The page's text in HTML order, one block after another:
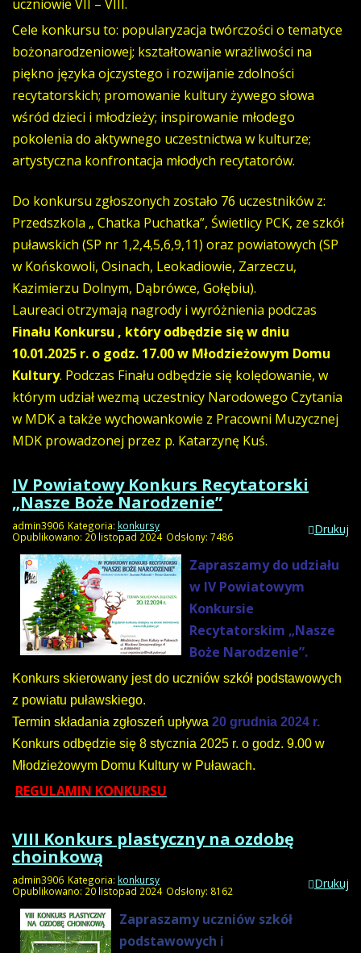
uczniowie VII – VIII.
Cele konkursu to: popularyzacja twórczości o tematyce
bożonarodzeniowej; kształtowanie wrażliwości na
piękno języka ojczystego i rozwijanie zdolności
recytatorskich; promowanie kultury żywego słowa
wśród dzieci i młodzieży; inspirowanie młodego
pokolenia do aktywnego uczestnictwa w kulturze;
artystyczna konfrontacja młodych recytatorów.
Do konkursu zgłoszonych zostało 76 uczestników z:
Przedszkola „ Chatka Puchatka”, Świetlicy PCK, ze szkół
puławskich (SP nr 1,2,4,5,6,9,11) oraz powiatowych (SP
w Końskowoli, Osinach, Leokadiowie, Zarzeczu,
Kazimierzu Dolnym, Dąbrówce, Gołębiu).
Laureaci otrzymają nagrody i wyróżnienia podczas
Finału Konkursu , który odbędzie się w dniu
10.01.2025 r. o godz. 17.00 w Młodzieżowym Domu
Kultury. Podczas Finału odbędzie się kolędowanie, w
którym udział wezmą uczestnicy Narodowego Czytania
w MDK a także wychowankowie z Pracowni Muzycznej
MDK prowadzonej przez p. Katarzynę Kuś.
IV Powiatowy Konkurs Recytatorski
„Nasze Boże Narodzenie”
Drukuj
admin3906 Kategoria: konkursy
Opublikowano: 20 listopad 2024 Odsłony: 7486
Zapraszamy do udziału
w IV Powiatowym
Konkursie
Recytatorskim „Nasze
Boże Narodzenie”.
Konkurs skierowany jest do uczniów szkół podstawowych
z powiatu puławskiego.
Termin składania zgłoszeń upływa 20 grudnia 2024 r.
Konkurs odbędzie się 8 stycznia 2025 r. o godz. 9.00 w
Młodzieżowym Domu Kultury w Puławach.
REGULAMIN KONKURSU
VIII Konkurs plastyczny na ozdobę
choinkową
Drukuj
admin3906 Kategoria: konkursy
Opublikowano: 20 listopad 2024 Odsłony: 8162
Zapraszamy uczniów szkół
podstawowych i